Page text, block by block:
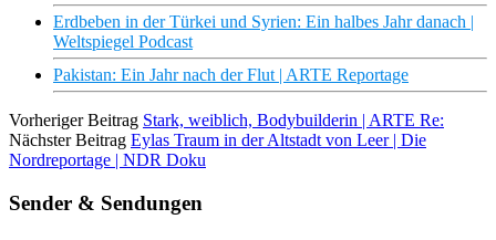
Erdbeben in der Türkei und Syrien: Ein halbes Jahr danach |
Weltspiegel Podcast
Pakistan: Ein Jahr nach der Flut | ARTE Reportage
Vorheriger Beitrag Stark, weiblich, Bodybuilderin | ARTE Re:
Nächster Beitrag Eylas Traum in der Altstadt von Leer | Die
Nordreportage | NDR Doku
Sender & Sendungen